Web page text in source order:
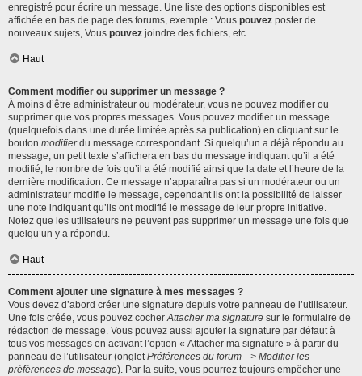
enregistré pour écrire un message. Une liste des options disponibles est
affichée en bas de page des forums, exemple : Vous pouvez poster de
nouveaux sujets, Vous pouvez joindre des fichiers, etc.
Haut
Comment modifier ou supprimer un message ?
À moins d’être administrateur ou modérateur, vous ne pouvez modifier ou
supprimer que vos propres messages. Vous pouvez modifier un message
(quelquefois dans une durée limitée après sa publication) en cliquant sur le
bouton modifierdu message correspondant. Si quelqu’un a déjà répondu au
message, un petit texte s’affichera en bas du message indiquant qu’il a été
modifié, le nombre de fois qu’il a été modifié ainsi que la date et l’heure de la
dernière modification. Ce message n’apparaîtra pas si un modérateur ou un
administrateur modifie le message, cependant ils ont la possibilité de laisser
une note indiquant qu’ils ont modifié le message de leur propre initiative.
Notez que les utilisateurs ne peuvent pas supprimer un message une fois que
quelqu’un y a répondu.
Haut
Comment ajouter une signature à mes messages ?
Vous devez d’abord créer une signature depuis votre panneau de l’utilisateur.
Une fois créée, vous pouvez cocherAttacher ma signature sur le formulaire de
rédaction de message. Vous pouvez aussi ajouter la signature par défaut à
tous vos messages en activant l’option « Attacher ma signature » à partir du
panneau de l’utilisateur (ongletPréférences du forum --> Modifier les
préférences de message). Par la suite, vous pourrez toujours empêcher une